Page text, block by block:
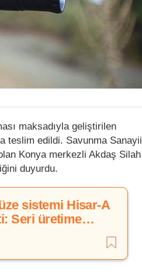
maksadıyla geliştirilen
teslim edildi. Savunma Sanayii
Konya merkezli Akdaş Silah
duyurdu.
sistemi Hisar-A
Seri üretime